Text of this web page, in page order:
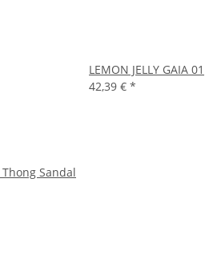
Sandal
LEMON JELLY GAIA 01
42,39 € *